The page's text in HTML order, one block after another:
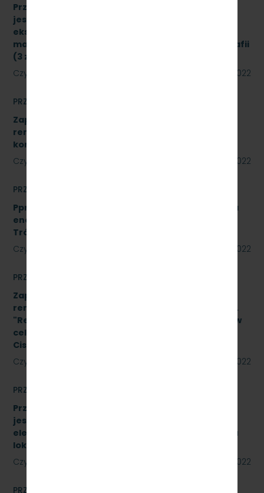
Przetarg nieograniczony, którego przedmiotem
jest sukcesywna dostawa materiałów
eksploatacyjnych do urządzeń drukujących,
materiałów biurowych oraz materiałów do poligrafii
(3 zadania) znak sprawy: SKMMU.086.34.22
Czytaj dalej
23 czerwca 2022
PRZETARGI
Zapytanie ofertowe na wykonanie prac
remontowych polegających na wykonaniu Sali
konferencyjnej w systemie ALU.
Czytaj dalej
22 czerwca 2022
PRZETARGI
Pprzetarg nieograniczonego na usługi doradztwa
energetycznego dla PKP Szybka Kolej Miejska w
Trójmieście Sp. z o.o. - znak: SKMMU.086.20.22
Czytaj dalej
15 czerwca 2022
PRZETARGI
Zapytanie ofertowe na wykonanie prac
remontowych w oparciu o Projekt Wykonawcy pn.
"Remont pomieszczeń magazynu w budynku A-1 w
celu adaptacji na biuro na terenie SKM Gdynia
Cisowa Postojowa".
Czytaj dalej
09 czerwca 2022
PRZETARGI
Przetarg nieograniczony, którego przedmiotem
jest sprzedaż podróżnym biletów kartkowych i z
elektronicznych kas fiskalnych typu POS- w pięciu
lokalizacjach [SKMMU.086.33.22]
Czytaj dalej
31 maja 2022
PRZETARGI